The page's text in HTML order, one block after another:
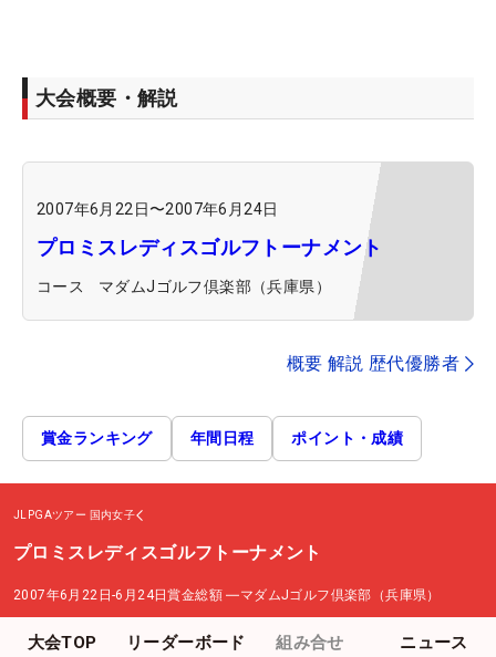
大会概要・解説
2007年6月22日〜2007年6月24日
プロミスレディスゴルフトーナメント
コース マダムJゴルフ倶楽部（兵庫県）
概要 解説 歴代優勝者
賞金ランキング 年間日程 ポイント・成績
JLPGAツアー 国内女子
プロミスレディスゴルフトーナメント
2007年6月22日-6月24日賞金総額 ―マダムJゴルフ倶楽部（兵庫県）
大会TOP リーダーボード 組み合せ ニュース